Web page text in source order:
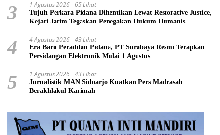
3 1 Agustus 2026 65 Lihat
Tujuh Perkara Pidana Dihentikan Lewat Restorative Justice,
Kejati Jatim Tegaskan Penegakan Hukum Humanis
4 4 Agustus 2026 43 Lihat
Era Baru Peradilan Pidana, PT Surabaya Resmi Terapkan
Persidangan Elektronik Mulai 1 Agustus
5 1 Agustus 2026 43 Lihat
Jurnalistik MAN Sidoarjo Kuatkan Pers Madrasah
Berakhlakul Karimah